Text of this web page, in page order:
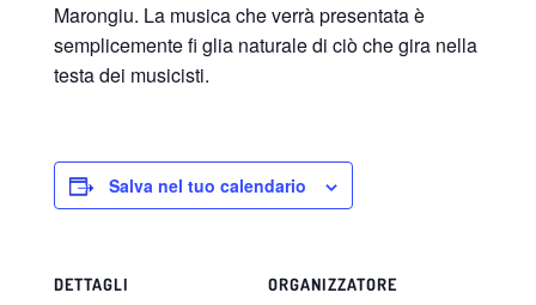
Marongiu. La musica che verrà presentata è
semplicemente fi glia naturale di ciò che gira nella
testa dei musicisti.
Salva nel tuo calendario
DETTAGLI ORGANIZZATORE